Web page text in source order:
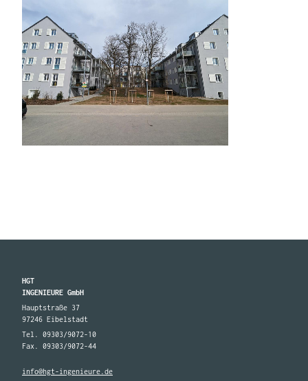
KONTAKT
HGT
INGENIEURE GmbH
Hauptstraße 37
97246 Eibelstadt
Tel. 09303/9072-10
Fax. 09303/9072-44
info@hgt-ingenieure.de